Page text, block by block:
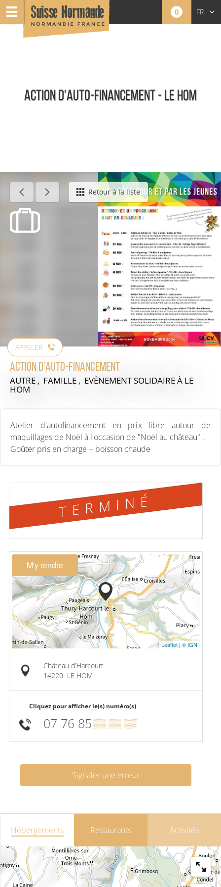
0 FR
ACTION D'AUTO-FINANCEMENT - LE HOM
Événements Retour à la liste
APPELER
Action d'Auto-financement
AUTRE , FAMILLE , EVÈNEMENT SOLIDAIREÀ LE
HOM
Atelier d'autofinancement en prix libre autour de
maquillages de Noël à l'occasion de "Noël au château" .
Goûter pris en charge + boisson chaude
TERMINÉ
M'y rendre
Leaflet | © IGN
Château d'Harcourt
14220 LE HOM
Cliquez pour afficher le(s) numéro(s)
07 76 85▒▒ ▒▒ ▒▒
Signaler une erreur
Hébergements Restaurants Activités